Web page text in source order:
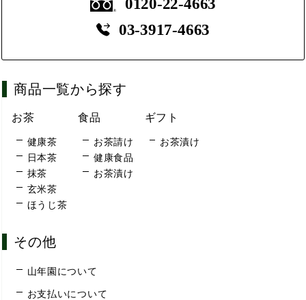
0120-22-4663
03-3917-4663
商品一覧から探す
お茶
健康茶
日本茶
抹茶
玄米茶
ほうじ茶
食品
お茶請け
健康食品
お茶漬け
ギフト
お茶漬け
その他
山年園について
お支払いについて